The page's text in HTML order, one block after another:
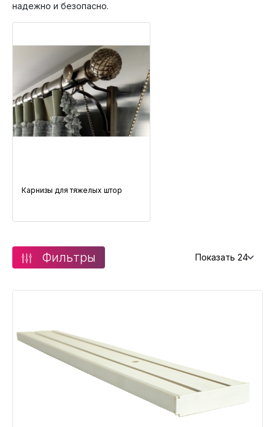
надежно и безопасно.
Карнизы для тяжелых штор
Фильтры